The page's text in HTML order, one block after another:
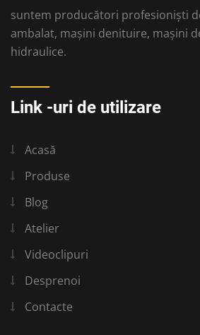
suntem producători profesioniști
ambalat, mașini denituire, mașini
hidraulice.
Link -uri de utilizare
Acasă
Produse
Blog
Atelier
Videoclipuri
Desprenoi
Contacte